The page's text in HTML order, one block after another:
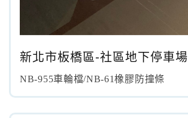
新北市板橋區-社區地下停車場
NB-955車輪檔/NB-61橡膠防撞條